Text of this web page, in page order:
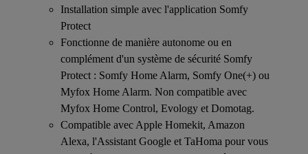
Installation simple avec l'application Somfy
Protect
Fonctionne de manière autonome ou en
complément d'un système de sécurité Somfy
Protect : Somfy Home Alarm, Somfy One(+) ou
Myfox Home Alarm. Non compatible avec
Myfox Home Control, Evology et Domotag.
Compatible avec Apple Homekit, Amazon
Alexa, l'Assistant Google et TaHoma pour vous